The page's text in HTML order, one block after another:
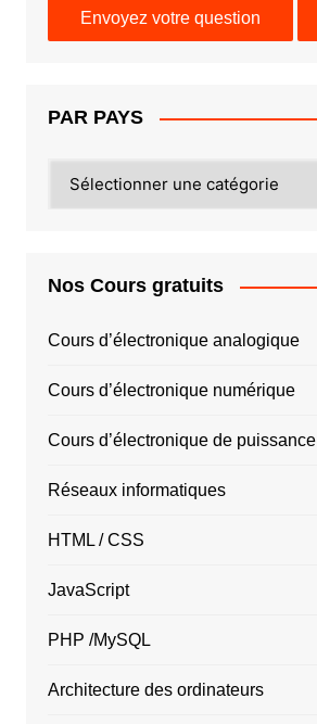
PAR PAYS
PAYS
Nos Cours gratuits
Cours d’électronique analogique
Cours d’électronique numérique
Cours d’électronique de puissance
Réseaux informatiques
HTML / CSS
JavaScript
PHP /MySQL
Architecture des ordinateurs